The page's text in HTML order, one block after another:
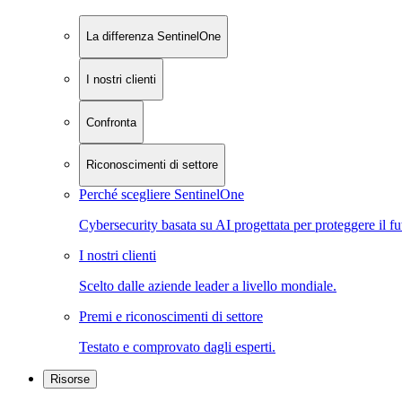
La differenza SentinelOne
I nostri clienti
Confronta
Riconoscimenti di settore
Perché scegliere SentinelOne
Cybersecurity basata su AI progettata per proteggere il
I nostri clienti
Scelto dalle aziende leader a livello mondiale.
Premi e riconoscimenti di settore
Testato e comprovato dagli esperti.
Risorse